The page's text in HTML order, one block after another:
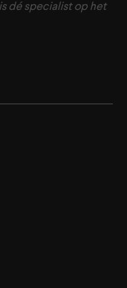
dé specialist op het